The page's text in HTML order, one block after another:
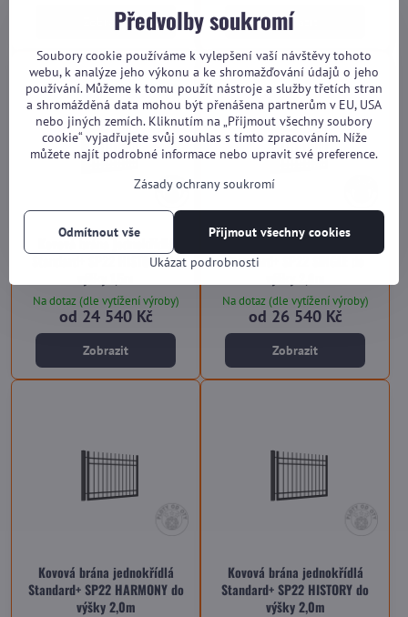
Zobrazit Zobrazit
Kovová brána jednokřídlá
Standard+ SP22 HISTORY do
Na dotaz (dle vytížení výroby)
od 24 540 Kč
Zobrazit
Kovová brána jednokřídlá
Standard+ SP22 SINGLE do
Na dotaz (dle vytížení výroby)
od 26 540 Kč
Zobrazit
Kovová brána jednokřídlá
Standard+ SP22 HARMONY do
výšky 2,0m
Kovová brána jednokřídlá
Standard+ SP22 HISTORY do
výšky 2,0m
Předvolby soukromí
Soubory cookie používáme k vylepšení vaší návštěvy tohoto
webu, k analýze jeho výkonu a ke shromažďování údajů o jeho
používání. Můžeme k tomu použít nástroje a služby třetích stran
a shromážděná data mohou být přenášena partnerům v EU, USA
nebo jiných zemích. Kliknutím na „Přijmout všechny soubory
cookie“ vyjadřujete svůj souhlas s tímto zpracováním. Níže
můžete najít podrobné informace nebo upravit své preference.
Zásady ochrany soukromí
Ukázat podrobnosti
Přijmout všechny cookies
Odmítnout vše